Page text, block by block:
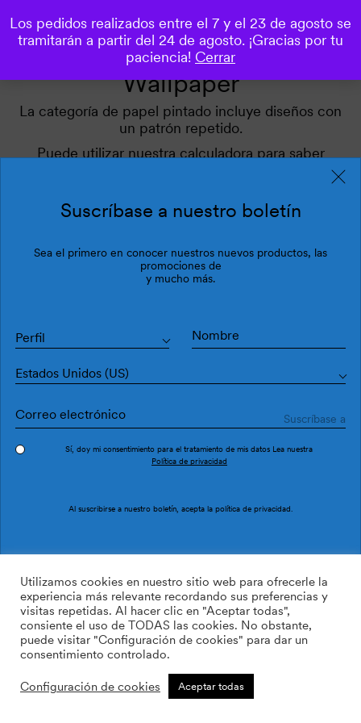
0
Wallpaper
La categoría de papel pintado incluye diseños con
un patrón repetido.
Puede utilizar nuestra calculadora para saber
Edificios Cielo
Suscríbase a nuestro boletín
Sea el primero en conocer nuestros nuevos productos, las
promociones de
y mucho más.
Perfil
Estados Unidos (US)
Sí, doy mi consentimiento para el tratamiento de mis datos Lea nuestra
Política de privacidad
Al suscribirse a nuestro boletín, acepta la política de privacidad
Utilizamos cookies en nuestro sitio web para ofrecerle la
experiencia más relevante recordando sus preferencias y
visitas repetidas. Al hacer clic en "Aceptar todas",
consiente el uso de TODAS las cookies. No obstante,
puede visitar "Configuración de cookies" para dar un
consentimiento controlado.
Configuración de cookies Aceptar todas
Los pedidos realizados entre el 7 y el 23 de agosto se
tramitarán a partir del 24 de agosto. ¡Gracias por tu
paciencia! Cerrar